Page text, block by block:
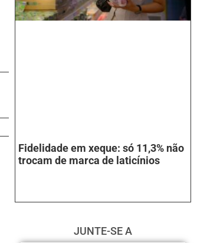
Fidelidade em xeque: só 11,3% não
trocam de marca de laticínios
JUNTE-SE A